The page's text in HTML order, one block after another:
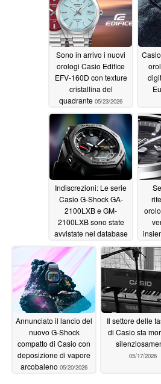
Sono in arrivo i nuovi
orologi Casio Edifice
EFV-160D con texture
cristallina del
quadrante 05/23/2026
Indiscrezioni: Le serie
Casio G-Shock GA-
2100LXB e GM-
2100LXB sono state
avvistate nel database
dei rivenditori asiatici
05/22/2026
Annunciato il lancio del
nuovo G-Shock
compatto di Casio con
deposizione di vapore
arcobaleno 05/20/2026
Il settore delle
di Casio sta
05/17/2026